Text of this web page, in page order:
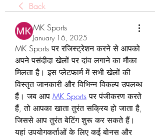
Back
MK Sports
January 16, 2025
MK Sports पर रजिस्ट्रेशन करने से आपको
अपने पसंदीदा खेलों पर दांव लगाने का मौका
मिलता है। इस प्लेटफार्म में सभी खेलों की
विस्तृत जानकारी और विभिन्न विकल्प उपलब्ध
हैं। जब आप MK Sports पर पंजीकरण करते
हैं, तो आपका खाता तुरंत सक्रिय हो जाता है,
जिससे आप तुरंत बेटिंग शुरू कर सकते हैं।
यहां उपयोगकर्ताओं के लिए कई बोनस और